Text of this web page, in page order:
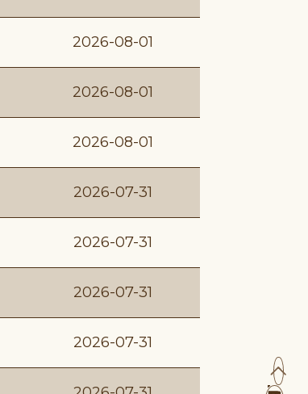
2026-08-01
2026-08-01
2026-08-01
2026-07-31
2026-07-31
2026-07-31
2026-07-31